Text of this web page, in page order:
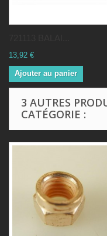
13,92 €
Ajouter au panier
3 AUTRES
CATÉGORIE :